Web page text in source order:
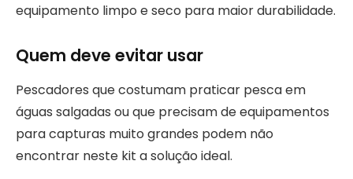
equipamento limpo e seco para maior durabilidade.
Quem deve evitar usar
Pescadores que costumam praticar pesca em
águas salgadas ou que precisam de equipamentos
para capturas muito grandes podem não
encontrar neste kit a solução ideal.